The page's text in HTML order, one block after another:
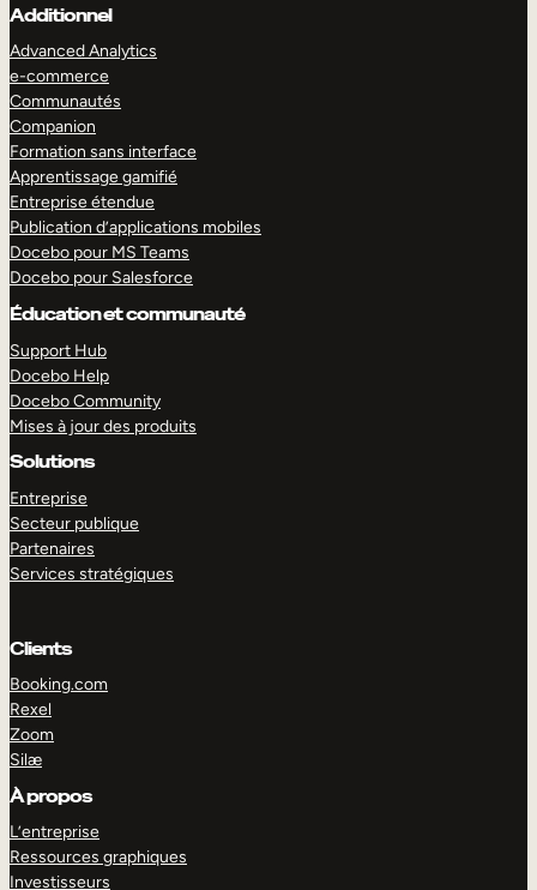
Additionnel
Advanced Analytics
e-commerce
Communautés
Companion
Formation sans interface
Apprentissage gamifié
Entreprise étendue
Publication d’applications mobiles
Docebo pour MS Teams
Docebo pour Salesforce
Éducation et communauté
Support Hub
Docebo Help
Docebo Community
Mises à jour des produits
Solutions
Entreprise
Secteur publique
Partenaires
Services stratégiques
Clients
Booking.com
Rexel
Zoom
Silæ
À propos
L’entreprise
Ressources graphiques
Investisseurs